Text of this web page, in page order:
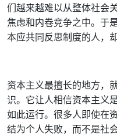
们越来越难以从整体社会
焦虑和内卷竞争之中。于
本应共同反思制度的人，
资本主义最擅长的地方，
识。它让人相信资本主义
如此运行。很多人即使在
结为个人失败，而不是社